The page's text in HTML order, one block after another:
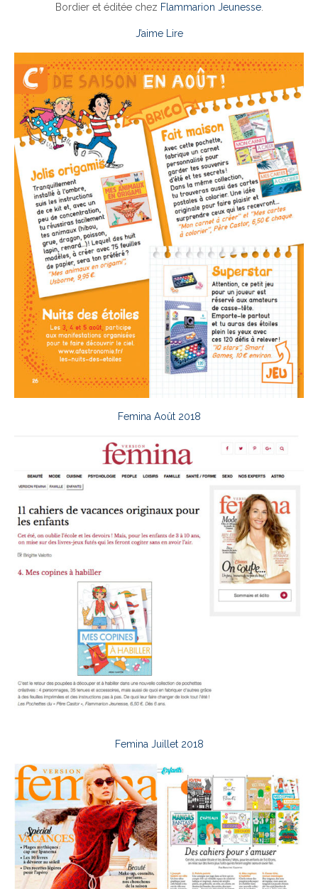
Bordier et éditée chez Flammarion Jeunesse.
J’aime Lire
Femina Août 2018
Femina Juillet 2018